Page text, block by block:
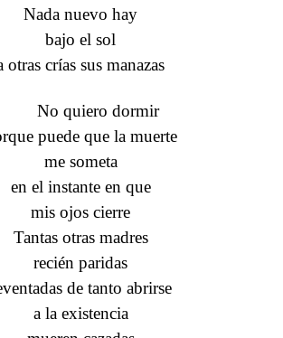
Nada nuevo hay
bajo el sol
otras crías sus manazas
No quiero dormir
puede que la muerte
me someta
en el instante en que
mis ojos cierre
Tantas otras madres
recién paridas
de tanto abrirse
a la existencia